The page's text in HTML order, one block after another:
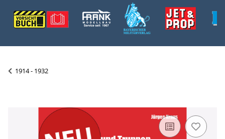
1914 - 1932